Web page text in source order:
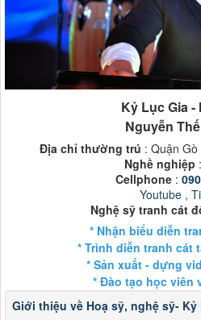
Kỷ Lục Gia -
Nguyễn
Địa chỉ thường trú : Quận
Nghề nghiệp
Cellphone :
Youtube ,
Nghệ sỹ tranh cát
* Nhận biểu diễn
* Trình diễn tranh cát
* Sản xuất - dựng
* Đào tạo học viên
Giới thiệu về Hoạ sỹ, nghệ sỹ-